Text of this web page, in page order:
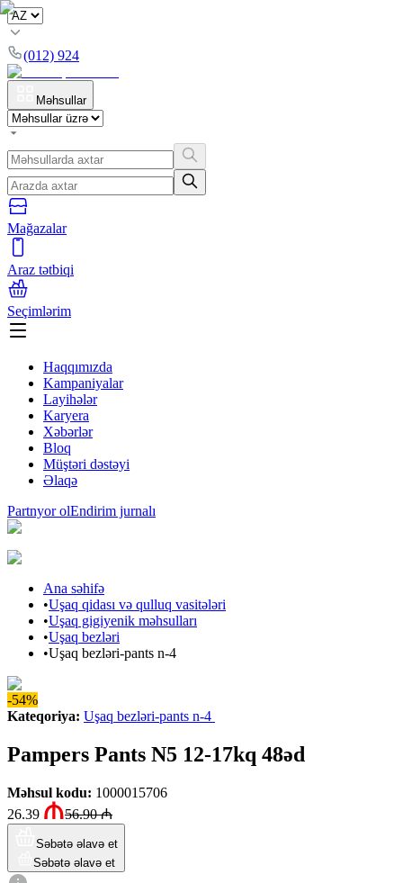
(012) 924
Məhsullar
Mağazalar
Araz tətbiqi
Seçimlərim
Haqqımızda
Kampaniyalar
Layihələr
Karyera
Xəbərlər
Bloq
Müştəri dəstəyi
Əlaqə
Partnyor olEndirim jurnalı
Ana səhifə
•Uşaq qidası və qulluq vasitələri
•Uşaq gigiyenik məhsulları
•Uşaq bezləri
•Uşaq bezləri-pants n-4
-54%
Kateqoriya: Uşaq bezləri-pants n-4
Pampers Pants N5 12-17kq 48əd
Məhsul kodu: 1000015706
26.39
56.90₼
Səbətə əlavə et
Səbətə əlavə et